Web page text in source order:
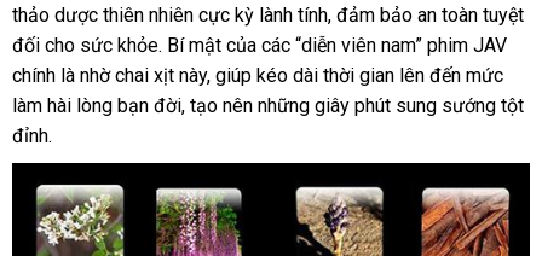
Hệ
Tăng
Cường
Sinh
Nam
thảo dược thiên nhiên cực kỳ lành tính, đảm bảo an toàn tuyệt
đối cho sức khỏe. Bí mật của các “diễn viên nam” phim JAV
chính là nhờ chai xịt này, giúp kéo dài thời gian lên đến mức
làm hài lòng bạn đời, tạo nên những giây phút sung sướng tột
đỉnh.